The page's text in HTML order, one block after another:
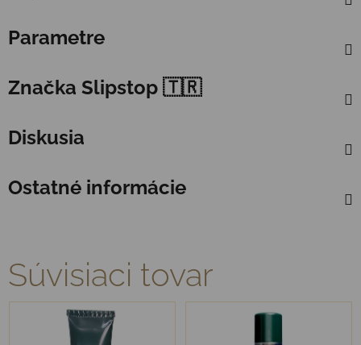
Parametre
Značka Slipstop 🇹🇷
Diskusia
Ostatné informácie
Súvisiaci tovar